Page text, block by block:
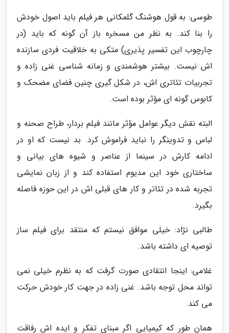
طوسی: به قول هوشنگ گلمکانی هر فیلم باید اصول خودش
را بنا کند. به نظر من مسخره باز آن گونه که باید (در
چارچوب این تفسیر پذیری) متکی به خلاقیت فردی سازنده
اش نیست. بیشتر هوشمندی و زمانه شناسی غنی زاده و
تجربیات تئاتری اش، در شکل گیری چنین فضای مضحک و
کابوس گونه ای مؤثر بوده است.
البته نقش دیگر عوامل مؤثر مانند فیلم بردار، طراح صحنه و
لباس و تدوینگر را نباید فراموش کرد. بد نیست که او در
ادامه کارش در سینما از عناصر و شیوه های بیانی و
ساختاری خود این مدیوم استفاده کند و از زبان نمایشی
تجربه شده در تئاتر و کار های قبلی اش در این حوزه فاصله
بگیرد.
طالبی نژاد: خیلی موافق نیستم که منتقد برای فیلم ساز
توصیه ای داشته باشد.
غلامی: اینجا انتقادی صورت گرفت که به نظرم خیلی نمی
تواند محل توجه باشد. غنی زاده در جهت کار خودش حرکت
می کند.
همان طور که کیمیایی اگر مبنای تفکر و ایده اش رفاقت